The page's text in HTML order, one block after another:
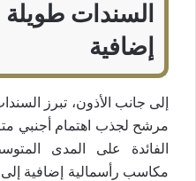
السندات
إضافية
إلى جانب الأذون، تبرز
مرشح لجذب اهتمام أجنبي
الفائدة على المدى
مكاسب رأسمالية إضافية إلى